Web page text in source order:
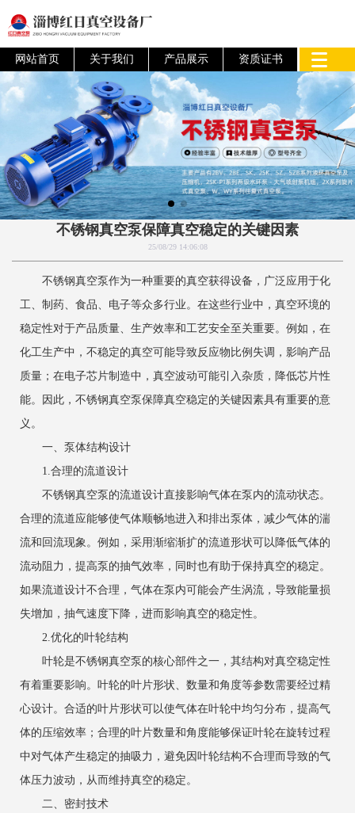
网站首页 关于我们 产品展示 资质证书
不锈钢真空泵保障真空稳定的关键因素
25/08/29 14:06:08
不锈钢真空泵作为一种重要的真空获得设备，广泛应用于化
工、制药、食品、电子等众多行业。在这些行业中，真空环境的
稳定性对于产品质量、生产效率和工艺安全至关重要。例如，在
化工生产中，不稳定的真空可能导致反应物比例失调，影响产品
质量；在电子芯片制造中，真空波动可能引入杂质，降低芯片性
能。因此，不锈钢真空泵保障真空稳定的关键因素具有重要的意
义。
一、泵体结构设计
1.合理的流道设计
不锈钢真空泵的流道设计直接影响气体在泵内的流动状态。
合理的流道应能够使气体顺畅地进入和排出泵体，减少气体的湍
流和回流现象。例如，采用渐缩渐扩的流道形状可以降低气体的
流动阻力，提高泵的抽气效率，同时也有助于保持真空的稳定。
如果流道设计不合理，气体在泵内可能会产生涡流，导致能量损
失增加，抽气速度下降，进而影响真空的稳定性。
2.优化的叶轮结构
叶轮是不锈钢真空泵的核心部件之一，其结构对真空稳定性
有着重要影响。叶轮的叶片形状、数量和角度等参数需要经过精
心设计。合适的叶片形状可以使气体在叶轮中均匀分布，提高气
体的压缩效率；合理的叶片数量和角度能够保证叶轮在旋转过程
中对气体产生稳定的抽吸力，避免因叶轮结构不合理而导致的气
体压力波动，从而维持真空的稳定。
二、密封技术